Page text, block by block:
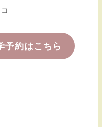
予約はこちら